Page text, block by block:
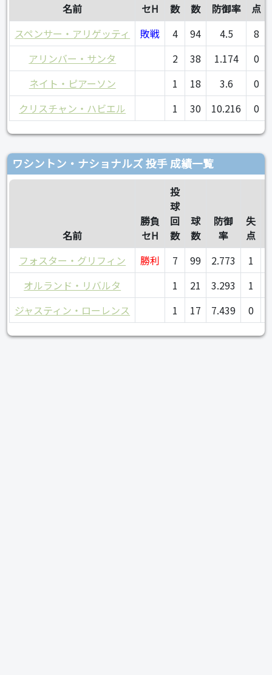
名前
セH
数
数
防御率
点
スペンサー・アリゲッティ
敗戦 4 94 4.5
8
アリンバー・サンタ
2 38 1.174
0
ネイト・ピアーソン
1 18 3.6
0
クリスチャン・ハビエル
1 30 10.216 0
ワシントン・ナショナルズ 投手 成績一覧
名前
勝負
セH
投
球
回
数
球
数
防御
率
失
点
フォスター・グリフィン
勝利 7 99 2.773 1
オルランド・リバルタ
1 21 3.293 1
ジャスティン・ローレンス
1 17 7.439 0